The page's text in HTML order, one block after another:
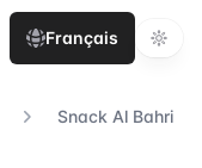
Français
Snack Al Bahri